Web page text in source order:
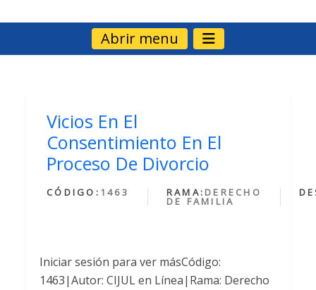
Abrir menu
Vicios En El
Consentimiento En El
Proceso De Divorcio
CÓDIGO: 1463 RAMA: DERECHO
DE FAMILIA
Iniciar sesión para ver másCódigo:
1463|Autor: CIJUL en Línea|Rama: Derecho